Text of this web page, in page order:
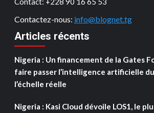
Contactez-nous: info@blognet.tg
Articles récents
Nigeria : Un financement de la Gates
faire passer l’intelligence artificielle
l’échelle réelle
Nigeria : Kasi Cloud dévoile LOS1, le